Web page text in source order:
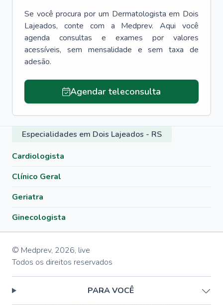
Se você procura por um Dermatologista em Dois
Lajeados, conte com a Medprev. Aqui você
agenda consultas e exames por valores
acessíveis, sem mensalidade e sem taxa de
adesão.
Agendar teleconsulta
Especialidades em Dois Lajeados - RS
Cardiologista
Clínico Geral
Geriatra
Ginecologista
© Medprev, 2026, live
Todos os direitos reservados
PARA VOCÊ